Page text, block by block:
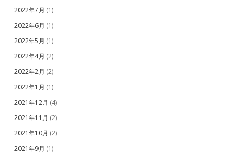
2022年7月 (1)
2022年6月 (1)
2022年5月 (1)
2022年4月 (2)
2022年2月 (2)
2022年1月 (1)
2021年12月 (4)
2021年11月 (2)
2021年10月 (2)
2021年9月 (1)